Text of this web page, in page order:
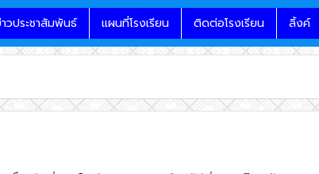
วประชาสัมพันธ์ แผนที่โรงเรียน ติดต่อโรงเรียน ลิ้งค์